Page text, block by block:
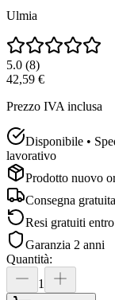
Ulmia
5.0 (8)
42,59 €
Prezzo IVA inclusa
Disponibile •
lavorativo
Prodotto nuovo
Consegna
Resi gratuiti
Garanzia 2 anni
Quantità:
1